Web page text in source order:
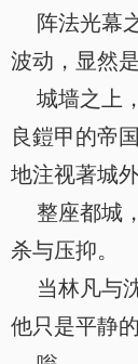
阵法光幕
波动，显然
城墙之上
良鎧甲的帝
地注视著城外
整座都城
杀与压抑。
当林凡与
他只是平静